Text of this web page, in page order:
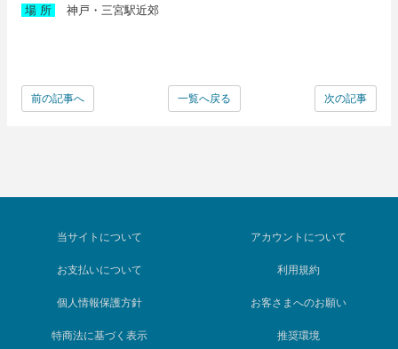
場 所 神戸・三宮駅近郊
前の記事へ 一覧へ戻る 次の記事
当サイトについて アカウントについて
お支払いについて 利用規約
個人情報保護方針 お客さまへのお願い
特商法に基づく表示 推奨環境